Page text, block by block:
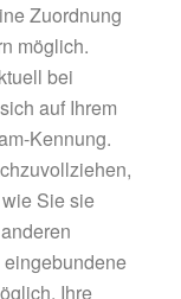
Zuordnung
möglich.
bei
auf Ihrem
Kennung.
Sie sie
Ihre